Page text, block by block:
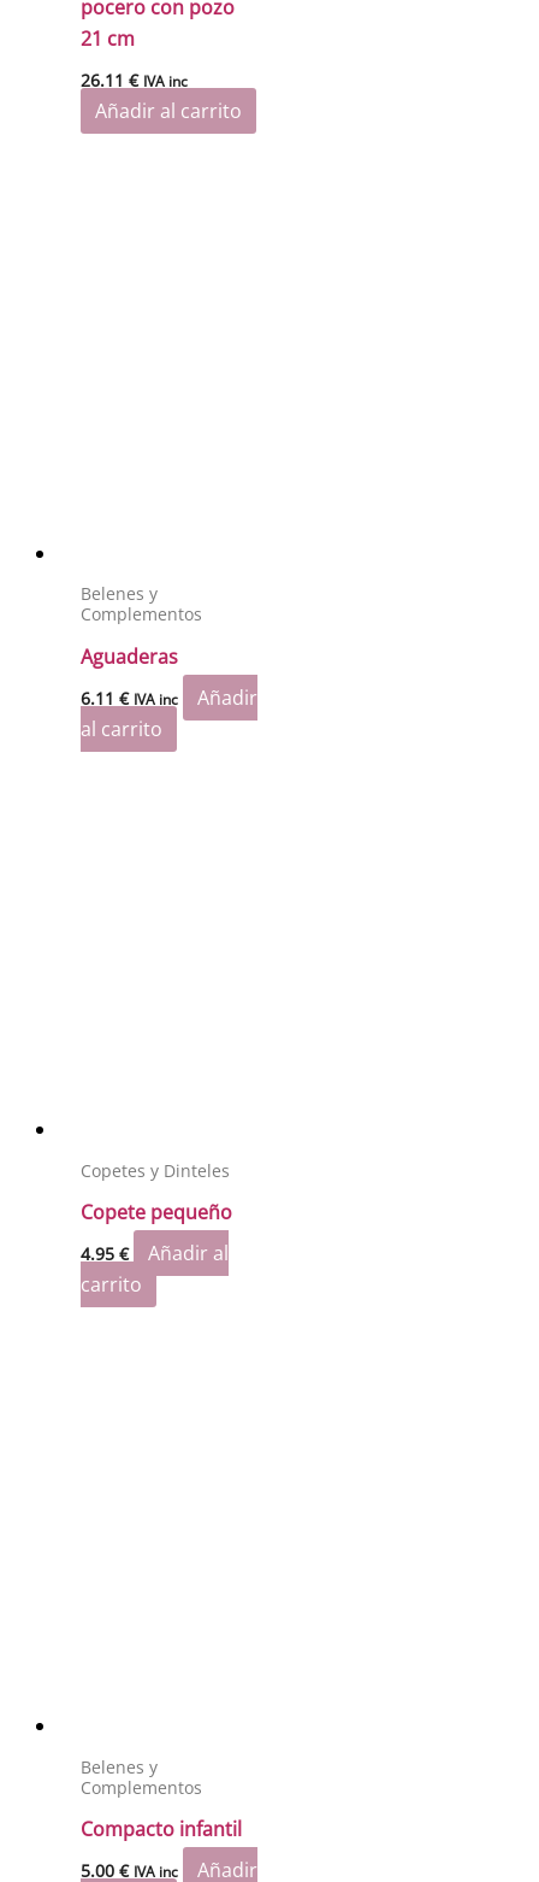
pocero con pozo
21 cm
26.11€ IVA inc
Añadir al carrito
Belenes y
Complementos
Aguaderas
6.11€ IVA inc
Añadir
al carrito
Copetes y Dinteles
Copete pequeño
4.95€
Añadir al
carrito
Belenes y
Complementos
Compacto infantil
5.00€ IVA inc Añadir